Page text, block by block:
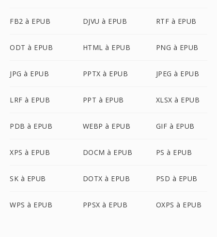
FB2 à EPUB DJVU à EPUB RTF à EPUB
ODT à EPUB HTML à EPUB PNG à EPUB
JPG à EPUB PPTX à EPUB JPEG à EPUB
LRF à EPUB PPT à EPUB XLSX à EPUB
PDB à EPUB WEBP à EPUB GIF à EPUB
XPS à EPUB DOCM à EPUB PS à EPUB
SK à EPUB DOTX à EPUB PSD à EPUB
WPS à EPUB PPSX à EPUB OXPS à EPUB